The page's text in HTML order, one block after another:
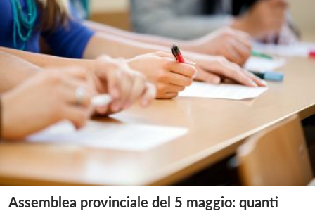
Assemblea provinciale del 5 maggio: quanti